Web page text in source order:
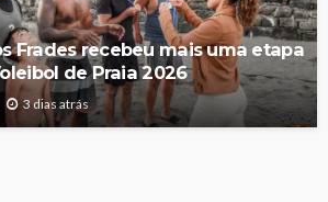
Frades recebeu mais uma etapa
de Praia 2026
3 dias atrás